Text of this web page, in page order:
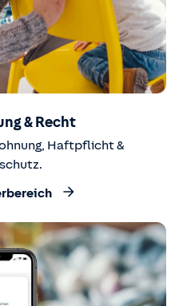
& Recht
Haftpflicht &